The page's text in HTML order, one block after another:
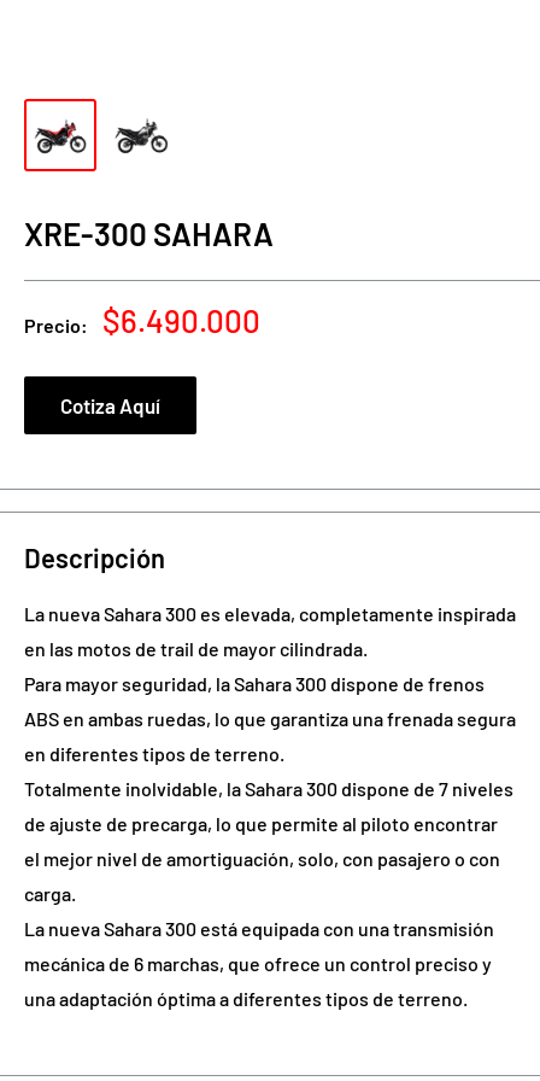
XRE-300 SAHARA
Precio:
Precio
venta
$6.490.000
Cotiza Aquí
Descripción
La nueva Sahara 300 es elevada, completamente inspirada
en las motos de trail de mayor cilindrada.
Para mayor seguridad, la Sahara 300 dispone de frenos
ABS en ambas ruedas, lo que garantiza una frenada segura
en diferentes tipos de terreno.
Totalmente inolvidable, la Sahara 300 dispone de 7 niveles
de ajuste de precarga, lo que permite al piloto encontrar
el mejor nivel de amortiguación, solo, con pasajero o con
carga.
La nueva Sahara 300 está equipada con una transmisión
mecánica de 6 marchas, que ofrece un control preciso y
una adaptación óptima a diferentes tipos de terreno.